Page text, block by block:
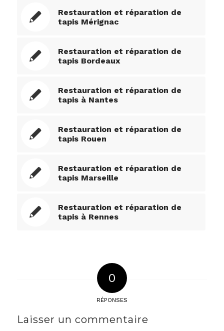
Restauration et réparation de
tapis Mérignac
Restauration et réparation de
tapis Bordeaux
Restauration et réparation de
tapis à Nantes
Restauration et réparation de
tapis Rouen
Restauration et réparation de
tapis Marseille
Restauration et réparation de
tapis à Rennes
0
RÉPONSES
Laisser un commentaire